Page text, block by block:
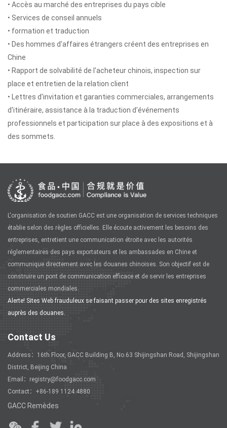
• Accès au marché des entreprises du pays cible
• Services de conseil annuels
• formation et traduction
• Des hommes d'affaires étrangers créent des entreprises en
Chine
• Rapport de solvabilité de l'acheteur chinois, inspection sur
place et entretien de la relation client
• Lettres d'invitation et garanties commerciales, arrangements
d'itinéraire, assistance à la traduction d'événements
professionnels et participation sur place à des expositions et à
des sommets.
L'organisation de soutien GACC est une organisation de services techniques
établie selon des règles officielles. Elle écoute activement les besoins des
entreprises, entretient une communication étroite avec les autorités
réglementaires des pays exportateurs et les ambassades en Chine et
communique directement avec les douanes chinoises. Son objectif est de
construire un pont de communication efficace et de servir les entreprises
commerciales mondiales.
Alerte! Sites Web frauduleux se faisant passer pour des sites enregistrés
auprès des douanes.
Contact Us
Address：16th Floor, GACC Building B, No.63 Shijingshan Road, Shijingshan
District, Beijing China
Email：registry@foodgacc.com
Contact：+86-189 1124 4880
GACC Remèdes